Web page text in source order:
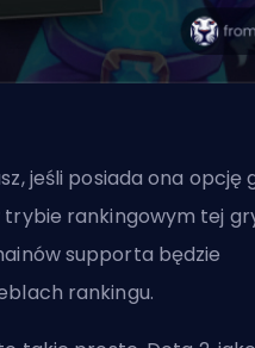
jeśli posiada ona opcję
trybie rankingowym tej
supporta będzie
rankingu.